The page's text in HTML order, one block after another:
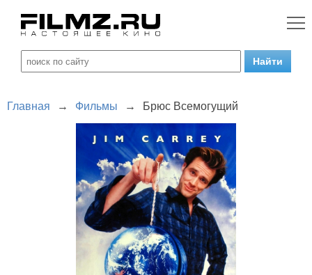
Главная → Фильмы → Брюс Всемогущий